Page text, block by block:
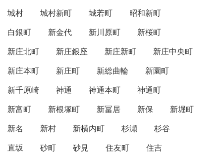
城村
城村新町 城若町
昭和新町
白銀町
新金代 新川原町
新桜町
新庄北町
新庄銀座 新庄新町
新庄中央町
新庄本町
新庄町 新総曲輪
新園町
新千原崎
神通 神通本町
神通町
新富町
新根塚町 新冨居 新保
新堀町
新名
新村 新横内町 杉瀬
杉谷
直坂
砂町 砂見 住友町
住吉